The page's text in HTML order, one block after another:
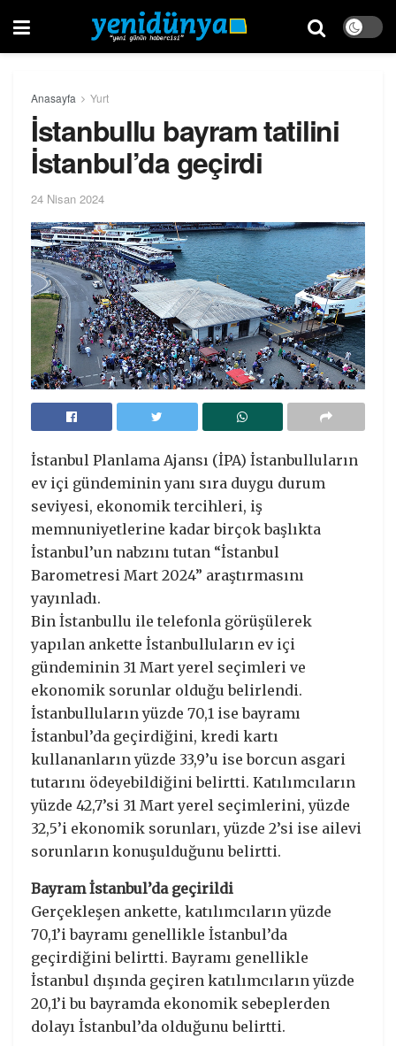
Anasayfa Yurt
İstanbullu bayram tatilini
İstanbul’da geçirdi
24 Nisan 2024
İstanbul Planlama Ajansı (İPA) İstanbulluların
ev içi gündeminin yanı sıra duygu durum
seviyesi, ekonomik tercihleri, iş
memnuniyetlerine kadar birçok başlıkta
İstanbul’un nabzını tutan “İstanbul
Barometresi Mart 2024” araştırmasını
yayınladı.
Bin İstanbullu ile telefonla görüşülerek
yapılan ankette İstanbulluların ev içi
gündeminin 31 Mart yerel seçimleri ve
ekonomik sorunlar olduğu belirlendi.
İstanbulluların yüzde 70,1 ise bayramı
İstanbul’da geçirdiğini, kredi kartı
kullananların yüzde 33,9’u ise borcun asgari
tutarını ödeyebildiğini belirtti. Katılımcıların
yüzde 42,7’si 31 Mart yerel seçimlerini, yüzde
32,5’i ekonomik sorunları, yüzde 2’si ise ailevi
sorunların konuşulduğunu belirtti.
Bayram İstanbul’da geçirildi
Gerçekleşen ankette, katılımcıların yüzde
70,1’i bayramı genellikle İstanbul’da
geçirdiğini belirtti. Bayramı genellikle
İstanbul dışında geçiren katılımcıların yüzde
20,1’i bu bayramda ekonomik sebeplerden
dolayı İstanbul’da olduğunu belirtti.